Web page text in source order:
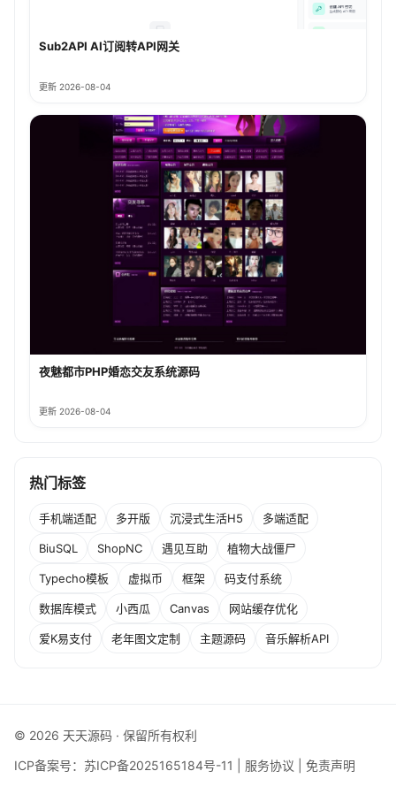
Sub2API AI订阅转API网关
更新 2026-08-04
夜魅都市PHP婚恋交友系统源码
更新 2026-08-04
热门标签
手机端适配 多开版 沉浸式生活H5 多端适配
BiuSQL ShopNC 遇见互助 植物大战僵尸
Typecho模板 虚拟币 框架 码支付系统
数据库模式 小西瓜 Canvas 网站缓存优化
爱K易支付 老年图文定制 主题源码 音乐解析API
© 2026 天天源码 · 保留所有权利
ICP备案号： 苏ICP备2025165184号-11 服务协议 免责声明